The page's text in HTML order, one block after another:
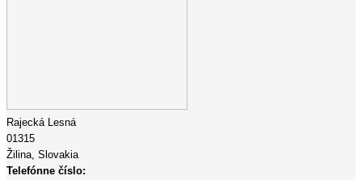
Rajecká Lesná
01315
Žilina, Slovakia
Telefónne číslo: